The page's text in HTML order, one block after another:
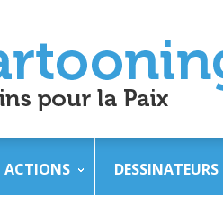
ACTIONS DESSINATEURS